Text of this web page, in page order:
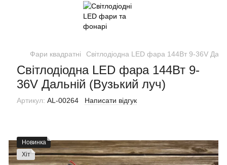
Фари квадратні Світлодіодна LED фара 144Вт 9-36V
Світлодіодна LED фара 144Вт 9-
36V Дальній (Вузький луч)
Артикул: AL-00264 Написати відгук
Новинка
Хіт